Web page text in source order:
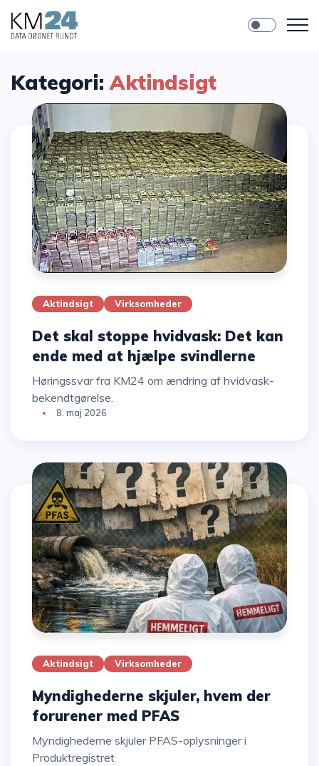
Kategori:Aktindsigt
Aktindsigt Virksomheder
Det skal stoppe hvidvask: Det kan
ende med at hjælpe svindlerne
Høringssvar fra KM24 om ændring af hvidvask-
bekendtgørelse.
8. maj 2026
Aktindsigt Virksomheder
Myndighederne skjuler, hvem der
forurener med PFAS
Myndighederne skjuler PFAS-oplysninger i
Produktregistret